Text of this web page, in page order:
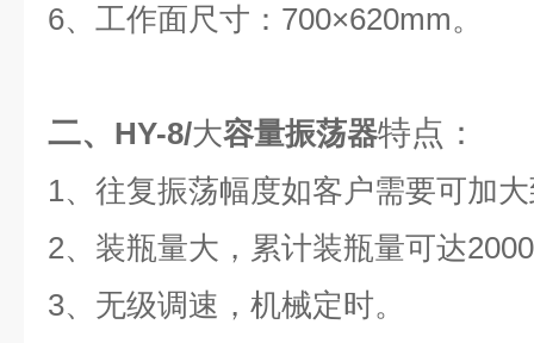
6、工作面尺寸：700×620mm。
二、 HY-8/大容量振荡器特点：
1、往复振荡幅度如客户需要可加
2、装瓶量大，累计装瓶量可达
3、无级调速，机械定时。